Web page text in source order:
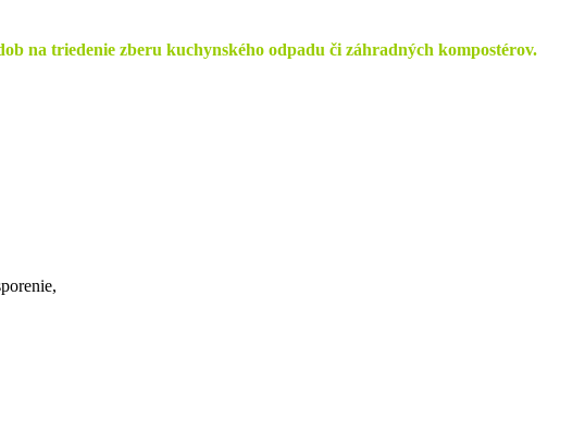
na triedenie zberu kuchynského odpadu či záhradných kompostérov.